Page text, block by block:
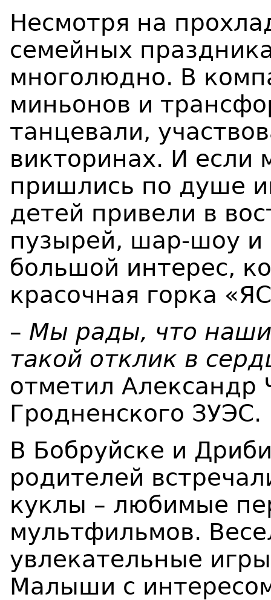
Несмотря на
семейных
многолюдно. В
миньонов и
танцевали,
викторинах. И
пришлись по душе
детей привели в
пузырей, шар-шоу и
большой интерес,
красочная горка
– Мы рады, что наши
такой отклик в
отметил Александр
Гродненского ЗУЭС.
В Бобруйске и
родителей
куклы – любимые
мультфильмов.
увлекательные
Малыши с